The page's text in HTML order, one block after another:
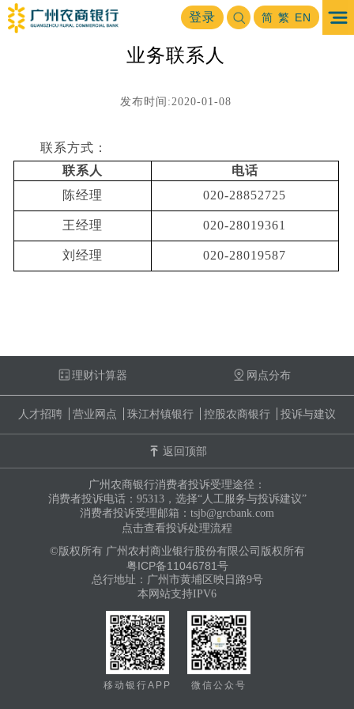
登录 简 繁 EN
首页 > 金融市场>资产管理 业务联系人
业务联系人
发布时间:2020-01-08
联系方式：
联系人
电话
陈经理
020-28852725
王经理 020-28019361
刘经理 020-28019587
理财计算器 网点分布
人才招聘 营业网点 珠江村镇银行 控股农商银行 投诉与建议
返回顶部
广州农商银行消费者投诉受理途径：
消费者投诉电话：95313，选择“人工服务与投诉建议”
消费者投诉受理邮箱：tsjb@grcbank.com
点击查看投诉处理流程
©版权所有 广州农村商业银行股份有限公司版权所有
粤ICP备11046781号
总行地址：广州市黄埔区映日路9号
本网站支持IPV6
移动银行APP 微信公众号